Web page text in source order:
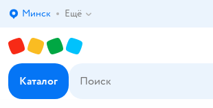
Выбор адреса доставки.
Минск Ещё
Каталог